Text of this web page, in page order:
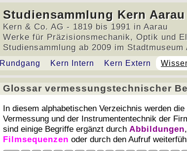
Studiensammlung Kern Aarau
Kern & Co. AG - 1819 bis 1991 in Aarau
Werke für Präzisionsmechanik, Optik und
Studiensammlung ab 2009 im Stadtmuseum
Rundgang Kern Intern Kern Extern
Glossar vermessungstechnischer
Glossar vermessungstechnischer
In diesem alphabetischen Verzeichnis werden
Vermessung und der Instrumententechnik der
sind einige Begriffe ergänzt durch Abbildungen
Filmsequenzen oder durch den Aufruf